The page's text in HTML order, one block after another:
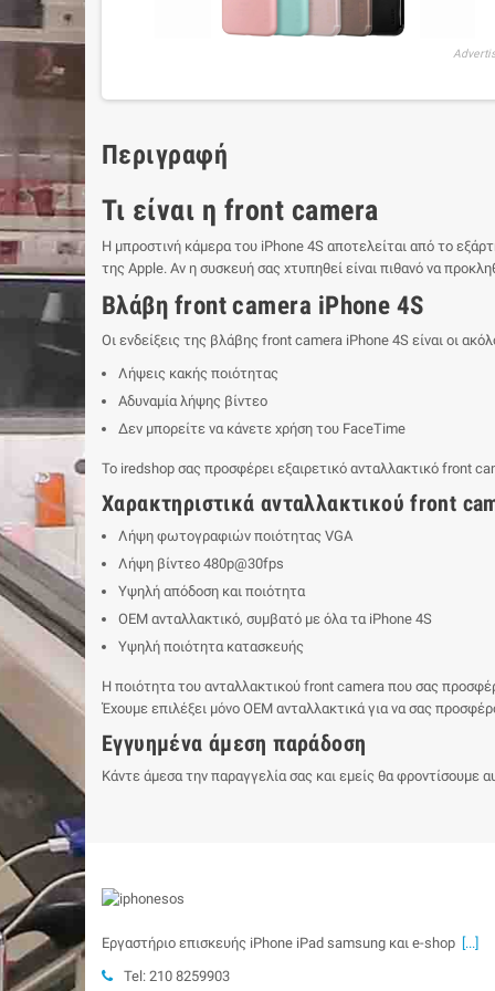
Περιγραφή
Τι είναι η front camera
Η μπροστινή κάμερα του iPhone 4S αποτελείται από το
της Apple. Αν η συσκευή σας χτυπηθεί είναι πιθανό να
Βλάβη front camera iPhone 4S
Οι ενδείξεις της βλάβης front camera iPhone 4S είναι οι
Λήψεις κακής ποιότητας
Αδυναμία λήψης βίντεο
Δεν μπορείτε να κάνετε χρήση του FaceTime
Το iredshop σας προσφέρει εξαιρετικό ανταλλακτικό front
Χαρακτηριστικά ανταλλακτικού front
Λήψη φωτογραφιών ποιότητας VGA
Λήψη βίντεο 480p@30fps
Υψηλή απόδοση και ποιότητα
ΟΕΜ ανταλλακτικό, συμβατό με όλα τα iPhone 4S
Υψηλή ποιότητα κατασκευής
Η ποιότητα του ανταλλακτικού front camera που σας
Έχουμε επιλέξει μόνο ΟΕΜ ανταλλακτικά για να σας
Εγγυημένα άμεση παράδοση
Κάντε άμεσα την παραγγελία σας και εμείς θα φροντίσουμε
Εργαστήριο επισκευής iPhone iPad samsung και e-shop [...]
Tel: 210 8259903